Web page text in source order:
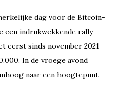
dag voor de Bitcoin-
een indrukwekkende rally
eerst sinds november 2021
In de vroege avond
naar een hoogtepunt